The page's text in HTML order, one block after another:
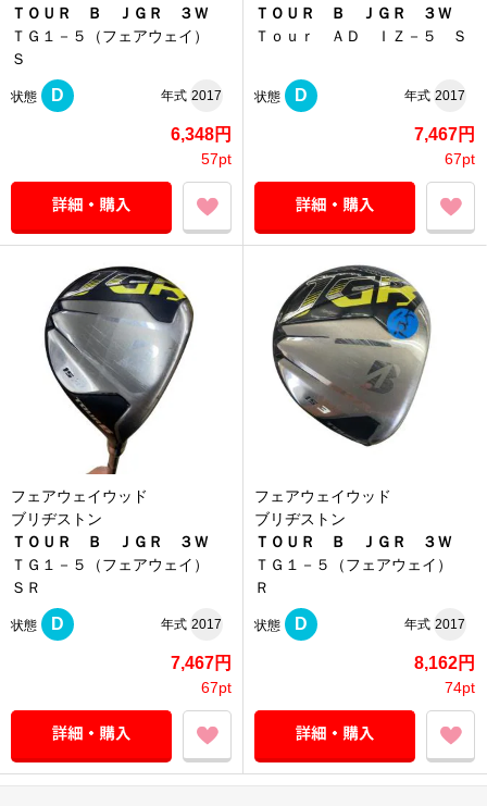
ＴＯＵＲ Ｂ ＪＧＲ ３Ｗ
ＴＧ１－５（フェアウェイ）
Ｓ
状態 D 年式 2017
6,348円
57pt
ＴＯＵＲ Ｂ ＪＧＲ ３Ｗ
Ｔｏｕｒ ＡＤ ＩＺ－５ Ｓ
状態 D 年式 2017
7,467円
67pt
フェアウェイウッド
ブリヂストン
ＴＯＵＲ Ｂ ＪＧＲ ３Ｗ
ＴＧ１－５（フェアウェイ）
ＳＲ
状態 D 年式 2017
7,467円
67pt
フェアウェイウッド
ブリヂストン
ＴＯＵＲ Ｂ ＪＧＲ ３Ｗ
ＴＧ１－５（フェアウェイ）
Ｒ
状態 D 年式 2017
8,162円
74pt